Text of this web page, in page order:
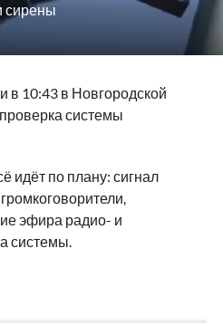
сирены
в 10:43 в Новгородской
системы
идёт по плану: сигнал
эфира радио- и
системы.